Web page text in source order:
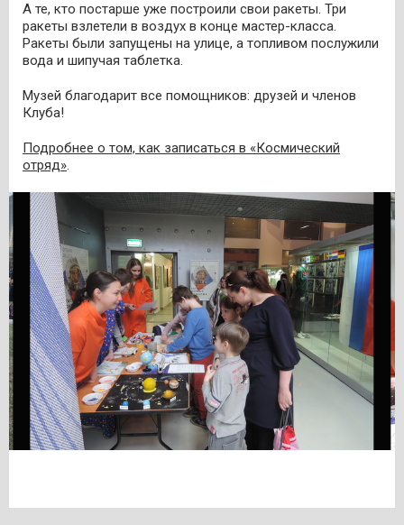
А те, кто постарше уже построили свои ракеты. Три
ракеты взлетели в воздух в конце мастер-класса.
Ракеты были запущены на улице, а топливом послужили
вода и шипучая таблетка.
Музей благодарит все помощников: друзей и членов
Клуба!
Подробнее о том, как записаться в «Космический
отряд».